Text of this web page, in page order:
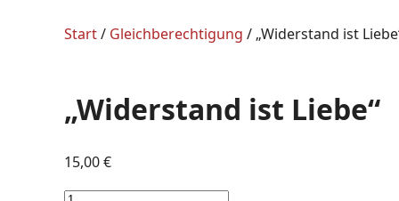
Start/ Gleichberechtigung / „Widerstand ist
„Widerstand ist Liebe“
15,00€